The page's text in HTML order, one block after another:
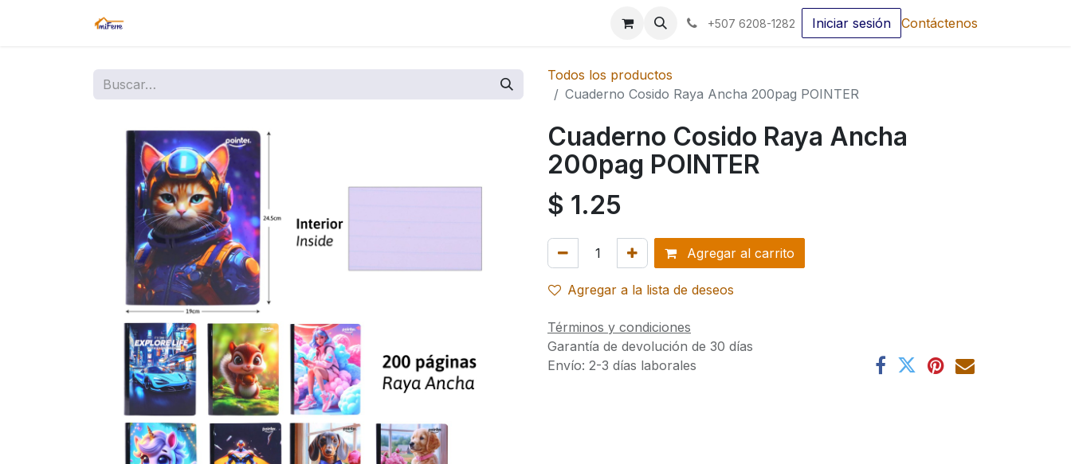
+507 6208-1282 Iniciar sesión Contáctenos
Todos los productos
Cuaderno Cosido Raya Ancha 200pag POINTER
Cuaderno Cosido Raya Ancha
200pag POINTER
$ 1.25
Agregar al carrito
Agregar a la lista de deseos
Términos y condiciones
Garantía de devolución de 30 días
Envío: 2-3 días laborales